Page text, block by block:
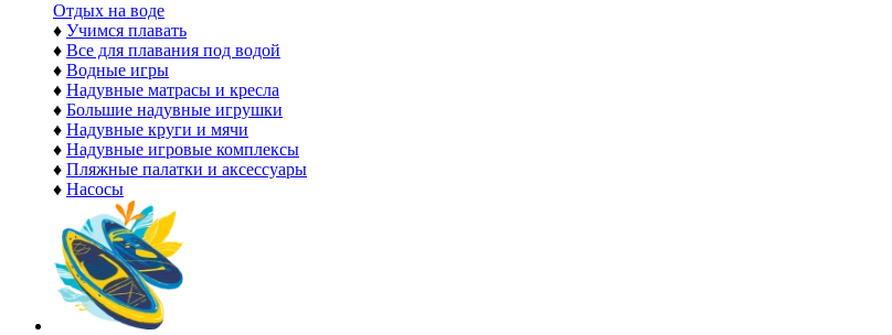
Отдых на воде
♦ Учимся плавать
♦ Все для плавания под водой
♦ Водные игры
♦ Надувные матрасы и кресла
♦ Большие надувные игрушки
♦ Надувные круги и мячи
♦ Надувные игровые комплексы
♦ Пляжные палатки и аксессуары
♦ Насосы